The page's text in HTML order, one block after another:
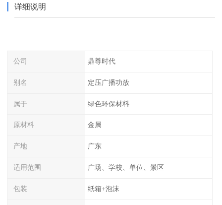
详细说明
公司 鼎尊时代
别名 定压广播功放
属于 绿色环保材料
原材料 金属
产地 广东
适用范围 广场、学校、单位、景区
包装 纸箱+泡沫